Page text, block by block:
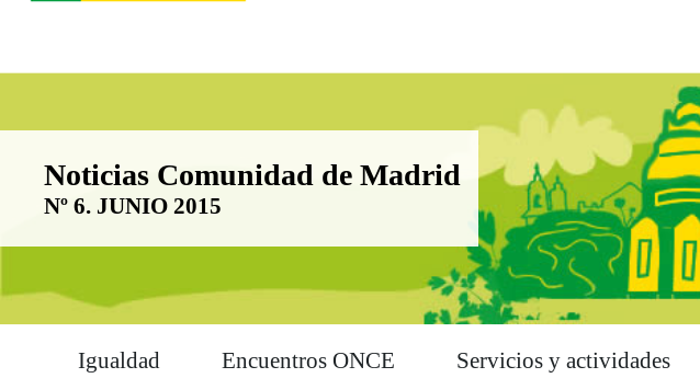
Boletín Noticias Comunidad de Madrid
Noticias Comunidad de Madrid
Nº 6. JUNIO 2015
Igualdad Encuentros ONCE Servicios y actividades